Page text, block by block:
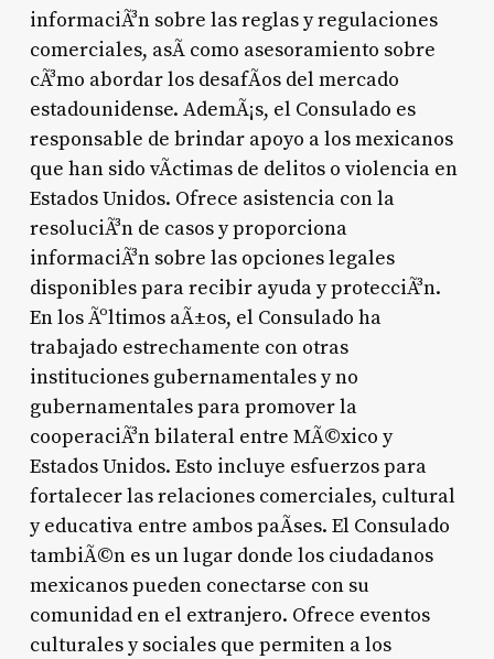
informaciÃ³n sobre las reglas y regulaciones
comerciales, asÃ­ como asesoramiento sobre
cÃ³mo abordar los desafÃ­os del mercado
estadounidense. AdemÃ¡s, el Consulado es
responsable de brindar apoyo a los mexicanos
que han sido vÃ­ctimas de delitos o violencia en
Estados Unidos. Ofrece asistencia con la
resoluciÃ³n de casos y proporciona
informaciÃ³n sobre las opciones legales
disponibles para recibir ayuda y protecciÃ³n.
En los Ãºltimos aÃ±os, el Consulado ha
trabajado estrechamente con otras
instituciones gubernamentales y no
gubernamentales para promover la
cooperaciÃ³n bilateral entre MÃ©xico y
Estados Unidos. Esto incluye esfuerzos para
fortalecer las relaciones comerciales, cultural
y educativa entre ambos paÃ­ses. El Consulado
tambiÃ©n es un lugar donde los ciudadanos
mexicanos pueden conectarse con su
comunidad en el extranjero. Ofrece eventos
culturales y sociales que permiten a los